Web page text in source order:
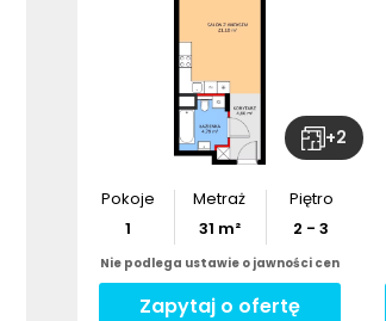
+2
Pokoje
1
Metraż
31 m²
Piętro
2 - 3
Nie podlega ustawie o jawności cen
Zapytaj o ofertę